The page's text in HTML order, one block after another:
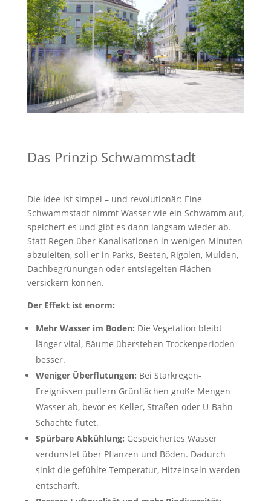
Das Prinzip Schwammstadt
Die Idee ist simpel – und revolutionär: Eine
Schwammstadt nimmt Wasser wie ein Schwamm auf,
speichert es und gibt es dann langsam wieder ab.
Statt Regen über Kanalisationen in wenigen Minuten
abzuleiten, soll er in Parks, Beeten, Rigolen, Mulden,
Dachbegrünungen oder entsiegelten Flächen
versickern können.
Der Effekt ist enorm:
Mehr Wasser im Boden: Die Vegetation bleibt
länger vital, Bäume überstehen Trockenperioden
besser.
Weniger Überflutungen: Bei Starkregen-
Ereignissen puffern Grünflächen große Mengen
Wasser ab, bevor es Keller, Straßen oder U-Bahn-
Schächte flutet.
Spürbare Abkühlung: Gespeichertes Wasser
verdunstet über Pflanzen und Böden. Dadurch
sinkt die gefühlte Temperatur, Hitzeinseln werden
entschärft.